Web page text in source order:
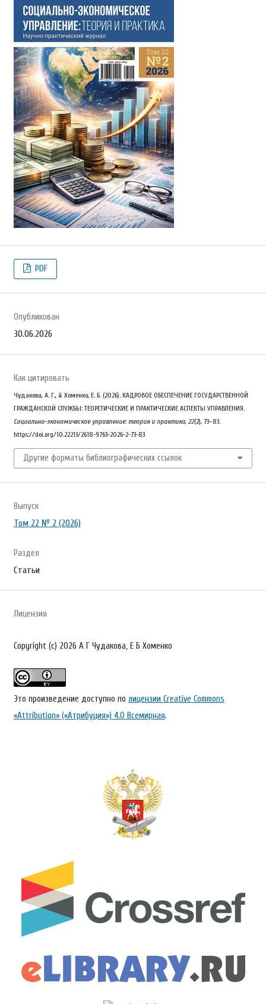
PDF
Опубликован
30.06.2026
Как цитировать
Чудакова, А. Г., & Хоменко, Е. Б. (2026). КАДРОВОЕ ОБЕСПЕЧЕНИЕ ГОСУДАРСТВЕННОЙ
ГРАЖДАНСКОЙ СЛУЖБЫ: ТЕОРЕТИЧЕСКИЕ И ПРАКТИЧЕСКИЕ АСПЕКТЫ УПРАВЛЕНИЯ.
Социально-экономическое управление: теория и практика, 22(2), 73–83.
https://doi.org/10.22213/2618-9763-2026-2-73-83
Другие форматы библиографических ссылок
Выпуск
Том 22 № 2 (2026)
Раздел
Статьи
Лицензия
Copyright (c) 2026 А Г Чудакова, Е Б Хоменко
Это произведение доступно по лицензии Creative Commons
«Attribution» («Атрибуция») 4.0 Всемирная.